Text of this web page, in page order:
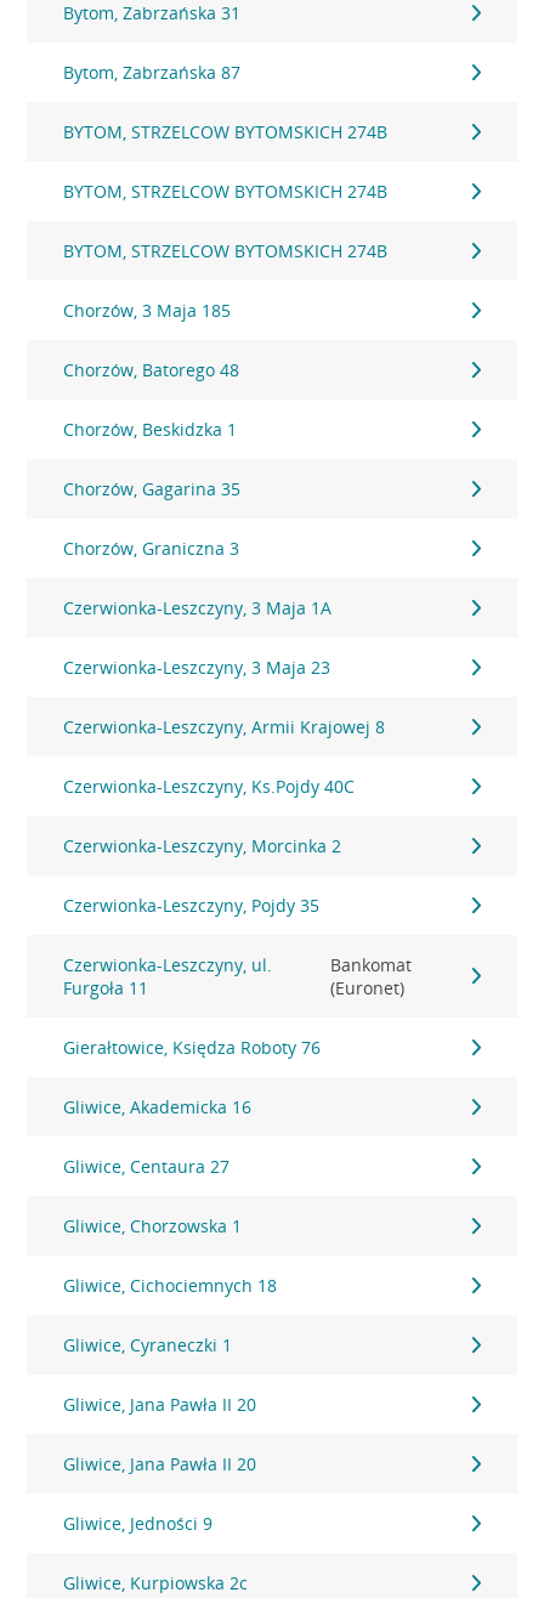
Bytom, Zabrzańska 31
Bytom, Zabrzańska 87
BYTOM, STRZELCOW BYTOMSKICH 274B
BYTOM, STRZELCOW BYTOMSKICH 274B
BYTOM, STRZELCOW BYTOMSKICH 274B
Chorzów, 3 Maja 185
Chorzów, Batorego 48
Chorzów, Beskidzka 1
Chorzów, Gagarina 35
Chorzów, Graniczna 3
Czerwionka-Leszczyny, 3 Maja 1A
Czerwionka-Leszczyny, 3 Maja 23
Czerwionka-Leszczyny, Armii Krajowej 8
Czerwionka-Leszczyny, Ks.Pojdy 40C
Czerwionka-Leszczyny, Morcinka 2
Czerwionka-Leszczyny, Pojdy 35
Czerwionka-Leszczyny, ul.
Furgoła 11
Bankomat
(Euronet)
Gierałtowice, Księdza Roboty 76
Gliwice, Akademicka 16
Gliwice, Centaura 27
Gliwice, Chorzowska 1
Gliwice, Cichociemnych 18
Gliwice, Cyraneczki 1
Gliwice, Jana Pawła II 20
Gliwice, Jana Pawła II 20
Gliwice, Jedności 9
Gliwice, Kurpiowska 2c